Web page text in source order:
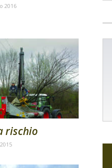
2016
rischio